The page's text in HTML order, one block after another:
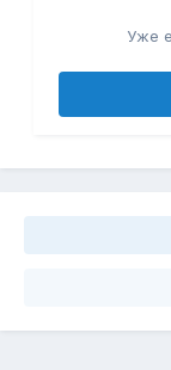
Уже